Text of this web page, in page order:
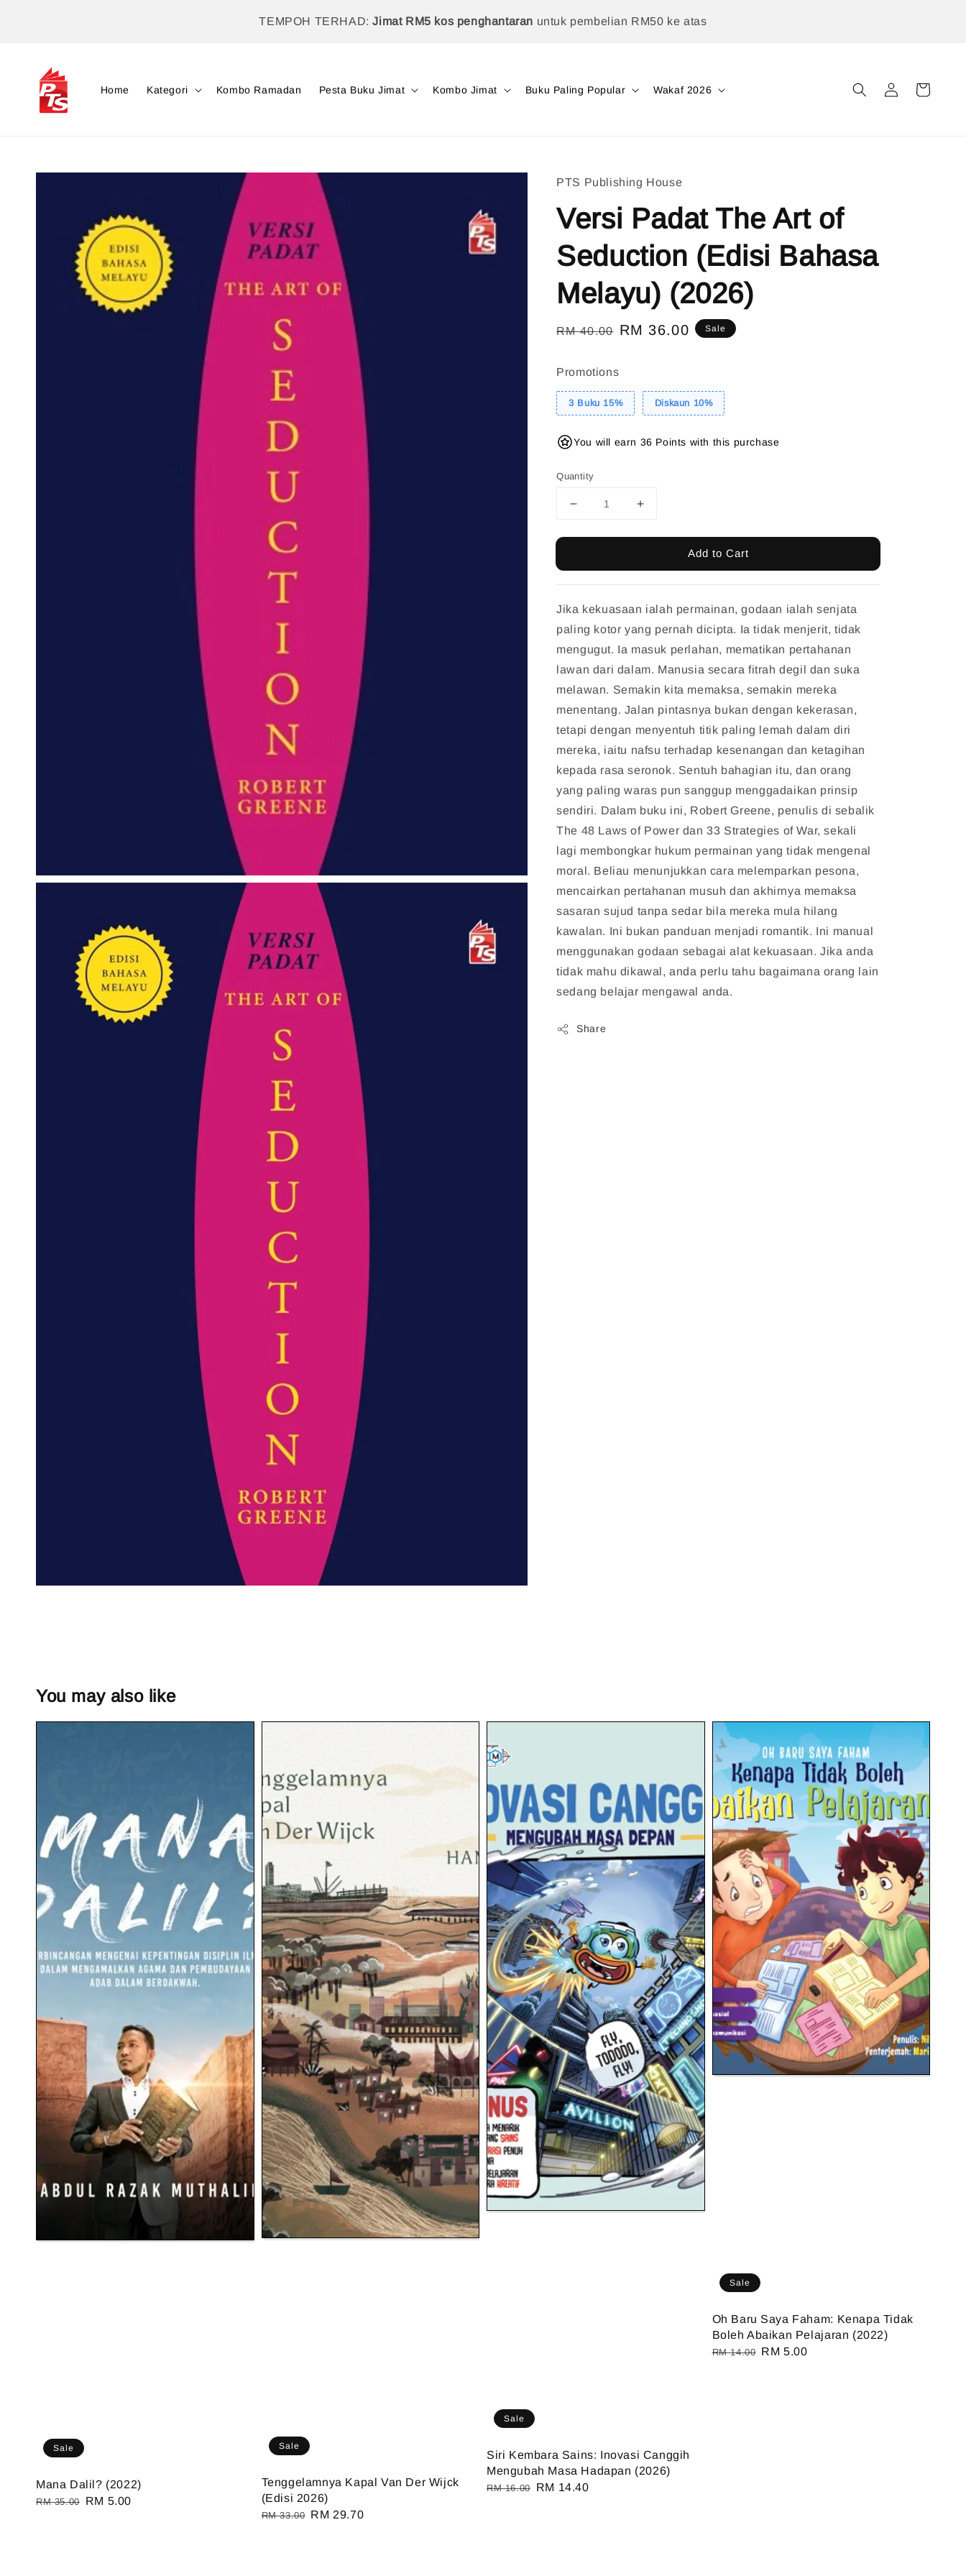
TEMPOH TERHAD:Jimat RM5 kos penghantaran untuk pembelian RM50 ke atas
Home Kategori Kombo Ramadan Pesta Buku Jimat Kombo Jimat Buku Paling Popular Wakaf 2026
PTS Publishing House
Versi Padat The Art of
Seduction (Edisi Bahasa
Melayu) (2026)
Regular
RM 40.00 Sale
RM 36.00 Sale
Promotions
3 Buku 15% Diskaun 10%
You will earn 36 Points with this purchase
Quantity
Add to Cart
Jika kekuasaan ialah permainan, godaan ialah senjata
paling kotor yang pernah dicipta. Ia tidak menjerit, tidak
mengugut. Ia masuk perlahan, mematikan pertahanan
lawan dari dalam. Manusia secara fitrah degil dan suka
melawan. Semakin kita memaksa, semakin mereka
menentang. Jalan pintasnya bukan dengan kekerasan,
tetapi dengan menyentuh titik paling lemah dalam diri
mereka, iaitu nafsu terhadap kesenangan dan ketagihan
kepada rasa seronok. Sentuh bahagian itu, dan orang
yang paling waras pun sanggup menggadaikan prinsip
sendiri. Dalam buku ini, Robert Greene, penulis di sebalik
The 48 Laws of Power dan 33 Strategies of War, sekali
lagi membongkar hukum permainan yang tidak mengenal
moral. Beliau menunjukkan cara melemparkan pesona,
mencairkan pertahanan musuh dan akhirnya memaksa
sasaran sujud tanpa sedar bila mereka mula hilang
kawalan. Ini bukan panduan menjadi romantik. Ini manual
menggunakan godaan sebagai alat kekuasaan. Jika anda
tidak mahu dikawal, anda perlu tahu bagaimana orang lain
sedang belajar mengawal anda.
Share
You may also like
Sale
Mana Dalil? (2022)
Regular
RM 35.00
Sale
RM 5.00
Sale
Tenggelamnya Kapal Van Der Wijck
(Edisi 2026)
Regular
RM 33.00 Sale
RM 29.70
Sale
Siri Kembara Sains: Inovasi Canggih
Mengubah Masa Hadapan (2026)
Regular
RM 16.00
Sale
RM 14.40
Sale
Oh Baru Saya Faham: Kenapa Tidak
Boleh Abaikan Pelajaran (2022)
Regular
RM 14.00 Sale
RM 5.00